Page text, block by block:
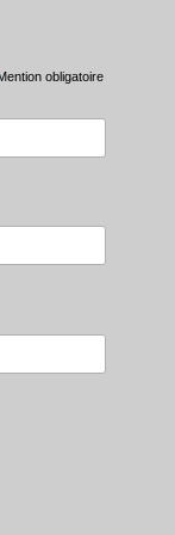
obligatoire